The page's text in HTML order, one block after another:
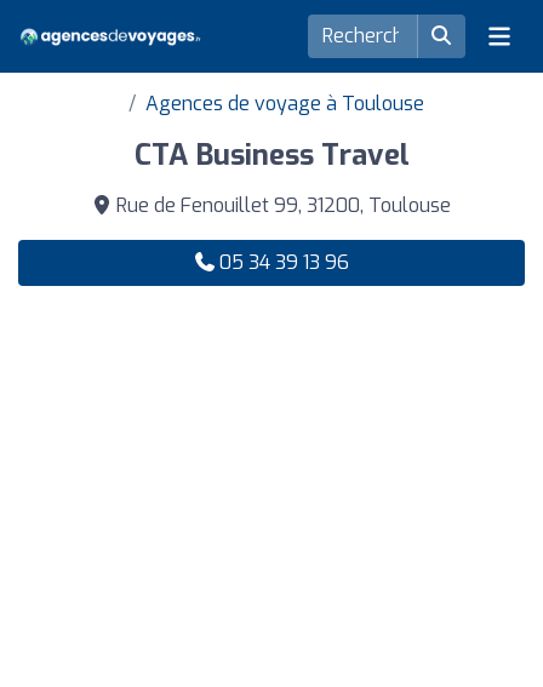
Agences de voyage à Toulouse
CTA Business Travel
Rue de Fenouillet 99, 31200, Toulouse
05 34 39 13 96